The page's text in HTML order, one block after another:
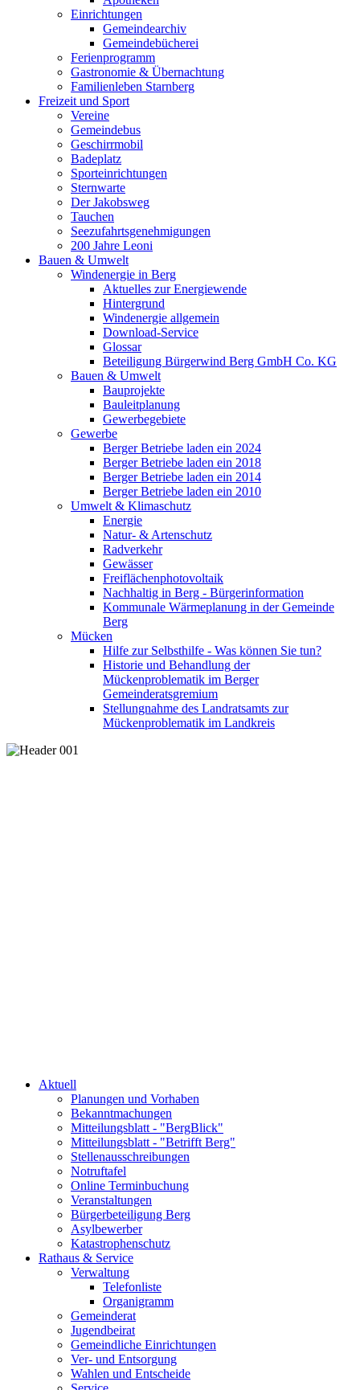
Einrichtungen
Gemeindearchiv
Gemeindebücherei
Ferienprogramm
Gastronomie & Übernachtung
Familienleben Starnberg
Freizeit und Sport
Vereine
Gemeindebus
Geschirrmobil
Badeplatz
Sporteinrichtungen
Sternwarte
Der Jakobsweg
Tauchen
Seezufahrtsgenehmigungen
200 Jahre Leoni
Bauen & Umwelt
Windenergie in Berg
Aktuelles zur Energiewende
Hintergrund
Windenergie allgemein
Download-Service
Glossar
Beteiligung Bürgerwind Berg GmbH Co. KG
Bauen & Umwelt
Bauprojekte
Bauleitplanung
Gewerbegebiete
Gewerbe
Berger Betriebe laden ein 2024
Berger Betriebe laden ein 2018
Berger Betriebe laden ein 2014
Berger Betriebe laden ein 2010
Umwelt & Klimaschutz
Energie
Natur- & Artenschutz
Radverkehr
Gewässer
Freiflächenphotovoltaik
Nachhaltig in Berg - Bürgerinformation
Kommunale Wärmeplanung in der Gemeinde
Berg
Mücken
Hilfe zur Selbsthilfe - Was können Sie tun?
Historie und Behandlung der
Mückenproblematik im Berger
Gemeinderatsgremium
Stellungnahme des Landratsamts zur
Mückenproblematik im Landkreis
Aktuell
Planungen und Vorhaben
Bekanntmachungen
Mitteilungsblatt - "BergBlick"
Mitteilungsblatt - "Betrifft Berg"
Stellenausschreibungen
Notruftafel
Online Terminbuchung
Veranstaltungen
Bürgerbeteiligung Berg
Asylbewerber
Katastrophenschutz
Rathaus & Service
Verwaltung
Telefonliste
Organigramm
Gemeinderat
Jugendbeirat
Gemeindliche Einrichtungen
Ver- und Entsorgung
Wahlen und Entscheide